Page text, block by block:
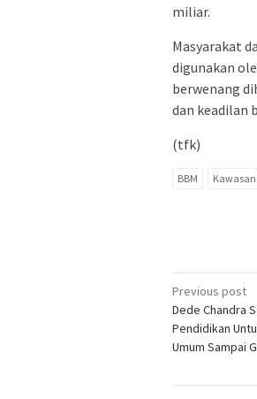
miliar.
Masyarakat
digunakan
berwenang
dan keadilan
(tfk)
BBM
Post
Previous post
Dede Chandra
Pendidikan
Umum Sampai